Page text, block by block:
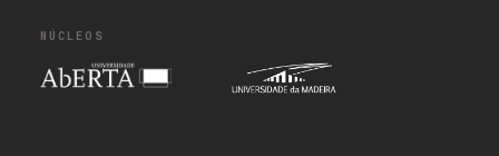
NÚCLEOS